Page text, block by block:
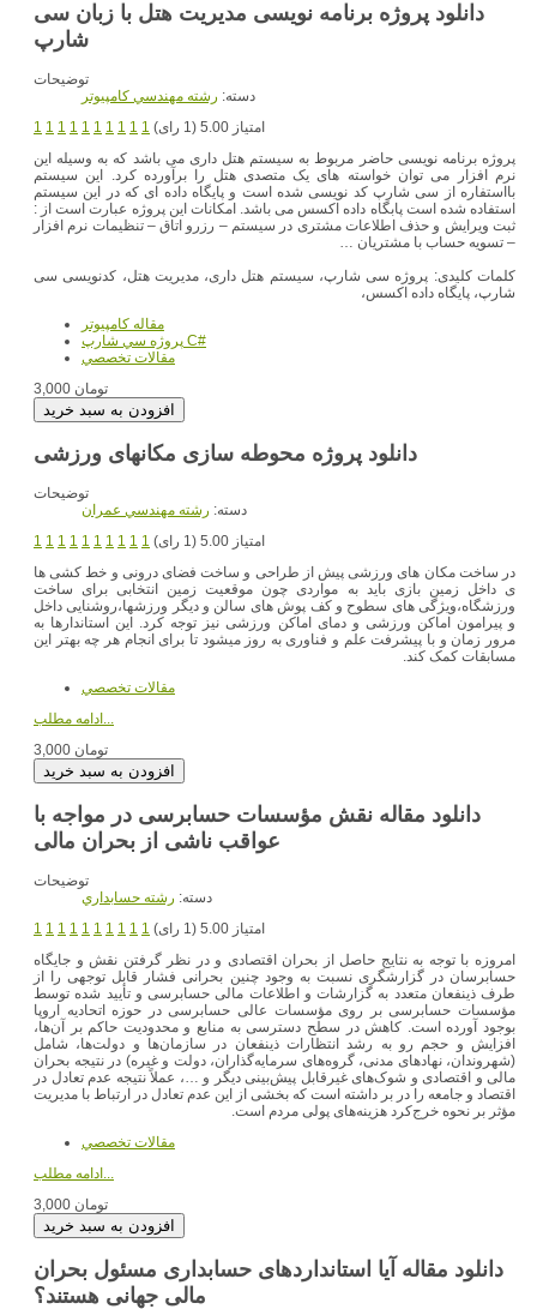
دانلود پروژه برنامه نویسی مدیریت هتل با زبان سی
شارپ
توضیحات
دسته: رشته مهندسي کامپيوتر
1 1 1 1 1 1 1 1 1 1
امتیاز 5.00 (1 رای)
پروژه برنامه نویسی حاضر مربوط به سیستم هتل داری می باشد که به وسیله این
نرم افزار می توان خواسته های یک متصدی هتل را برآورده کرد. این سیستم
بااستفاره از سی شارپ کد نویسی شده است و پایگاه داده ای که در این سیستم
استفاده شده است پابگاه داده اکسس می باشد. امکانات این پروژه عبارت است از :
ثبت ویرایش و حذف اطلاعات مشتری در سیستم – رزرو اتاق – تنظیمات نرم افزار
– تسویه حساب با مشتریان …
کلمات کلیدی: پروژه سی شارپ، سیستم هتل داری، مدیریت هتل، کدنویسی سی
شارپ، پایگاه داده اکسس،
مقاله کامپیوتر
پروژه سي شارپ C#
مقالات تخصصي
3,000 تومان
توضیحات
دسته: رشته مهندسي عمران
1 1 1 1 1 1 1 1 1 1
امتیاز 5.00 (1 رای)
در ساخت مکان های ورزشی پیش از طراحی و ساخت فضای درونی و خط کشی ها
ی داخل زمین بازی باید به مواردی چون موقعیت زمین انتخابی برای ساخت
ورزشگاه،ویژگی های سطوح و کف پوش های سالن و دیگر ورزشها،روشنایی داخل
و پیرامون اماکن ورزشی و دمای اماکن ورزشی نیز توجه کرد. این استاندارها به
مرور زمان و با پیشرفت علم و فناوری به روز میشود تا برای انجام هر چه بهتر این
مسابقات کمک کند.
مقالات تخصصي
ادامه مطلب...
3,000 تومان
دانلود مقاله نقش مؤسسات حسابرسی در مواجه با
عواقب ناشی از بحران مالی
توضیحات
دسته: رشته حسابداري
1 1 1 1 1 1 1 1 1 1
امتیاز 5.00 (1 رای)
امروزه با توجه به نتایج حاصل از بحران اقتصادی و در نظر گرفتن نقش و جایگاه
حسابرسان در گزارشگری نسبت به وجود چنین بحرانی فشار قابل توجهی را از
طرف ذینفعان متعدد به گزارشات و اطلاعات مالی حسابرسی و تأیید شده توسط
مؤسسات حسابرسی بر روی مؤسسات عالی حسابرسی در حوزه اتحادیه اروپا
بوجود آورده است. کاهش در سطح دسترسی به منابع و محدودیت حاکم بر آن‌ها،
افزایش و حجم رو به رشد انتظارات ذینفعان در سازمان‌ها و دولت‌ها، شامل
(شهروندان، نهادهای مدنی، گروه‌های سرمایه‌گذاران، دولت و غیره) در نتیجه بحران
مالی و اقتصادی و شوک‌های غیرقابل پیش‌بینی دیگر و …، عملاً نتیجه عدم تعادل در
اقتصاد و جامعه را در بر داشته است که بخشی از این عدم تعادل در ارتباط با مدیریت
مؤثر بر نحوه خرج‌کرد هزینه‌های پولی مردم است.
مقالات تخصصي
ادامه مطلب...
3,000 تومان
دانلود مقاله آیا استانداردهای حسابداری مسئول بحران
مالی جهانی هستند؟